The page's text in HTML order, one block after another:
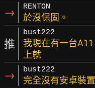
→ RENTON
於沒保固。
推
bust222
我現在有一台
上就
→ bust222
完全沒有安卓裝